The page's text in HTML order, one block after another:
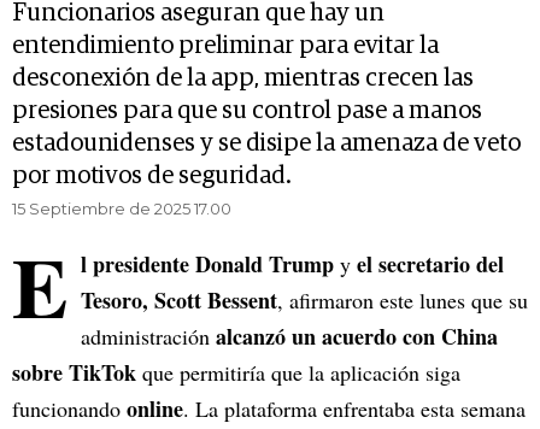
Funcionarios aseguran que hay un
entendimiento preliminar para evitar la
desconexión de la app, mientras crecen las
presiones para que su control pase a manos
estadounidenses y se disipe la amenaza de veto
por motivos de seguridad.
15 Septiembre de 2025 17.00
E l presidente Donald Trump y el secretario del
Tesoro, Scott Bessent, afirmaron este lunes que su
administración alcanzó un acuerdo con China
sobre TikTok que permitiría que la aplicación siga
funcionando online. La plataforma enfrentaba esta semana